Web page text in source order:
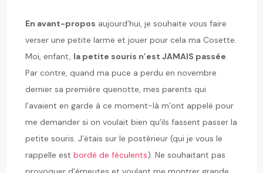
En avant-propos aujourd’hui, je souhaite vous faire
verser une petite larme et jouer pour cela ma Cosette.
Moi, enfant, la petite souris n’est JAMAIS passée.
Par contre, quand ma puce a perdu en novembre
dernier sa première quenotte, mes parents qui
l’avaient en garde à ce moment-là m’ont appelé pour
me demander si on voulait bien qu’ils fassent passer la
petite souris. J’étais sur le postérieur (qui je vous le
rappelle estbordé de féculents). Ne souhaitant pas